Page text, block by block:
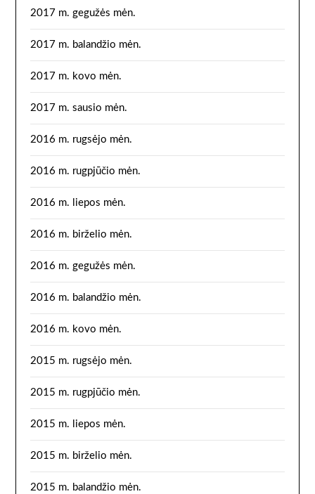
2017 m. gegužės mėn.
2017 m. balandžio mėn.
2017 m. kovo mėn.
2017 m. sausio mėn.
2016 m. rugsėjo mėn.
2016 m. rugpjūčio mėn.
2016 m. liepos mėn.
2016 m. birželio mėn.
2016 m. gegužės mėn.
2016 m. balandžio mėn.
2016 m. kovo mėn.
2015 m. rugsėjo mėn.
2015 m. rugpjūčio mėn.
2015 m. liepos mėn.
2015 m. birželio mėn.
2015 m. balandžio mėn.